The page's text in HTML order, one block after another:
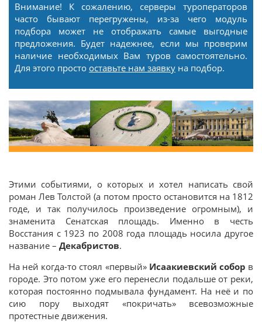
Внимание! К сожалению, серверы туроператоров
часто бывают перегружены, из-за чего модуль
подбора может не отображать самые выгодные
предложения. Будет надежнее, если мы проверим
наличие необходимых Вам туров самостоятельно.
Для этого просто оставьте нам заявку на подбор.
Этими событиями, о которых и хотел написать свой
роман Лев Толстой (а потом просто остановится на 1812
годе, и так получилось произведение огромным), и
знаменита Сенатская площадь. Именно в честь
Восстания с 1923 по 2008 года площадь носила другое
название – Декабристов.
На ней когда-то стоял «первый» Исаакиевский собор в
городе. Это потом уже его перенесли подальше от реки,
которая постоянно подмывала фундамент. На неё и по
сию пору выходят «покричать» всевозможные
протестные движения.